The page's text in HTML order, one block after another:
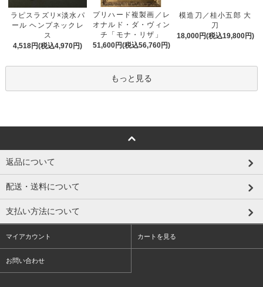
ラピスラズリ×淡水パ
ール ヘンプネックレ
ス
4,518円(税込4,970円)
プリハード複製画／レ
オナルド・ダ・ヴィン
チ「モナ・リザ」
51,600円(税込56,760円)
模造刀／桂小五郎 大
刀
18,000円(税込19,800円)
もっと見る
返品について
配送・送料について
支払い方法について
マイアカウント カートを見る
お問い合わせ